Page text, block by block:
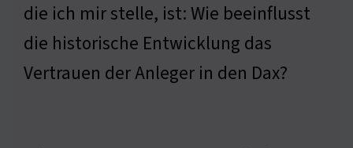
die ich mir stelle, ist: Wie beeinflusst
die historische Entwicklung das
Vertrauen der Anleger in den Dax?